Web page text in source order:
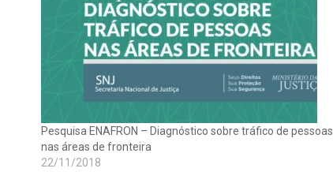
Pesquisa ENAFRON – Diagnóstico sobre tráfico de pessoas
nas áreas de fronteira
22/11/2018